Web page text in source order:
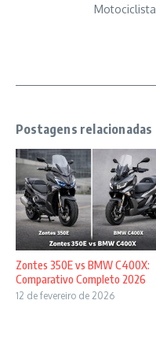
Motociclista
Postagens relacionadas
Zontes 350E vs BMW C400X:
Comparativo Completo 2026
12 de fevereiro de 2026